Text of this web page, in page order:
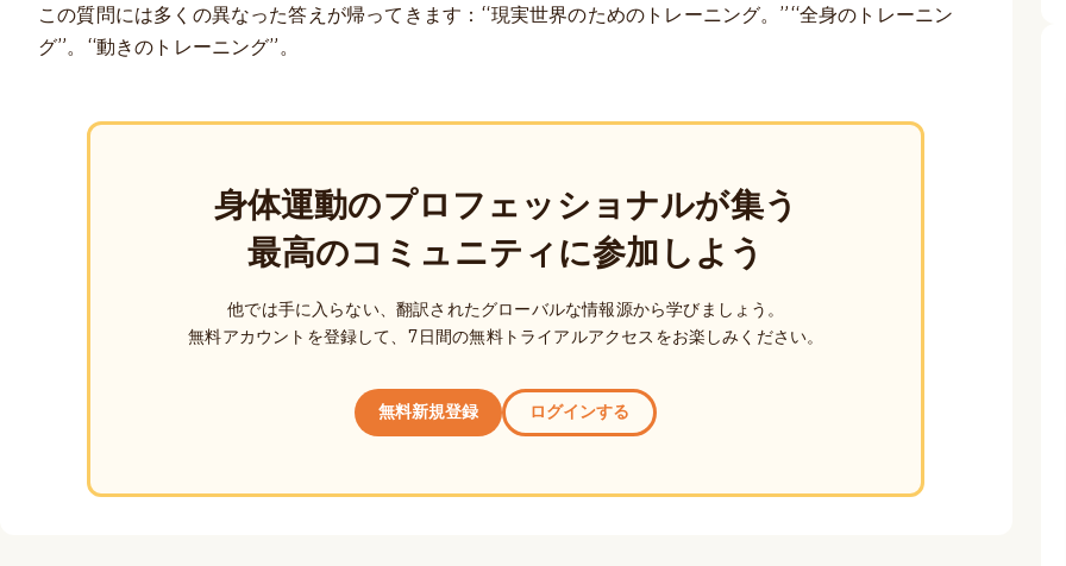
この質問には多くの異なった答えが帰ってきます：“現実世界のためのトレーニング。”“全身のトレーニン
グ”。“動きのトレーニング”。
身体運動のプロフェッショナルが集う
最高のコミュニティに参加しよう
他では手に入らない、翻訳されたグローバルな情報源から学びましょう。
無料アカウントを登録して、7日間の無料トライアルアクセスをお楽しみください。
無料新規登録 ログインする